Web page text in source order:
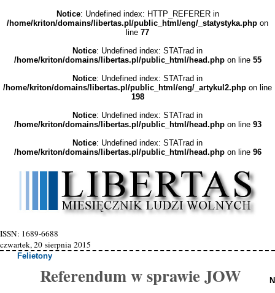
Notice: Undefined index: HTTP_REFERER in
/home/kriton/domains/libertas.pl/public_html/eng/_statystyka.php on
line 77
Notice: Undefined index: STATrad in
/home/kriton/domains/libertas.pl/public_html/head.phpon line 55
Notice: Undefined index: STATrad in
/home/kriton/domains/libertas.pl/public_html/eng/_artykul2.php on line
198
Notice: Undefined index: STATrad in
/home/kriton/domains/libertas.pl/public_html/head.phpon line 93
Notice: Undefined index: STATrad in
/home/kriton/domains/libertas.pl/public_html/head.phpon line 96
ISSN: 1689-6688
czwartek, 20 sierpnia 2015
Felietony
Referendum w sprawie JOW